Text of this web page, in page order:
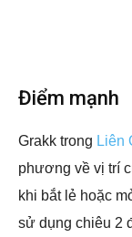
Điểm mạnh
Grakk trong Liên
phương về vị trí
khi bắt lẻ hoặc
sử dụng chiêu 2